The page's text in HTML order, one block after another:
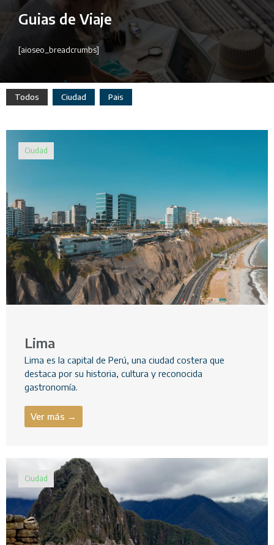
Guias de Viaje
[aioseo_breadcrumbs]
Todos Ciudad Pais
Ciudad
Lima
Lima es la capital de Perú, una ciudad costera que
destaca por su historia, cultura y reconocida
gastronomía.
Ver más →
Ciudad